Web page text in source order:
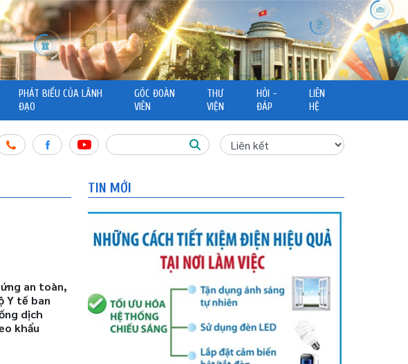
PHÁT BIỂU CỦA LÃNH
ĐẠO
GÓC ĐOÀN
VIÊN
THƯ
VIỆN
HỎI -
ĐÁP
LIÊN
HỆ
an toàn,
Y tế ban
dịch
khẩu
TIN MỚI